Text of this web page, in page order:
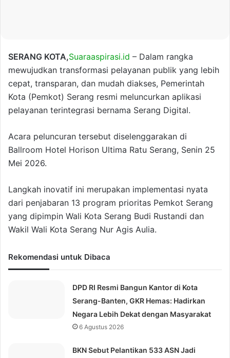
SERANG KOTA,Suaraaspirasi.id – Dalam rangka
mewujudkan transformasi pelayanan publik yang lebih
cepat, transparan, dan mudah diakses, Pemerintah
Kota (Pemkot) Serang resmi meluncurkan aplikasi
pelayanan terintegrasi bernama Serang Digital.
Acara peluncuran tersebut diselenggarakan di
Ballroom Hotel Horison Ultima Ratu Serang, Senin 25
Mei 2026.
Langkah inovatif ini merupakan implementasi nyata
dari penjabaran 13 program prioritas Pemkot Serang
yang dipimpin Wali Kota Serang Budi Rustandi dan
Wakil Wali Kota Serang Nur Agis Aulia.
Rekomendasi untuk Dibaca
DPD RI Resmi Bangun Kantor di Kota
Serang-Banten, GKR Hemas: Hadirkan
Negara Lebih Dekat dengan Masyarakat
6 Agustus 2026
BKN Sebut Pelantikan 533 ASN Jadi